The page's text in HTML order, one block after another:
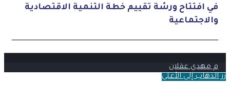
في افتتاح ورشة تقييم خطة التنمية الاقتصادية
والاجتماعية
م مهدي عقلان
زر الذهاب إلى الأعلى